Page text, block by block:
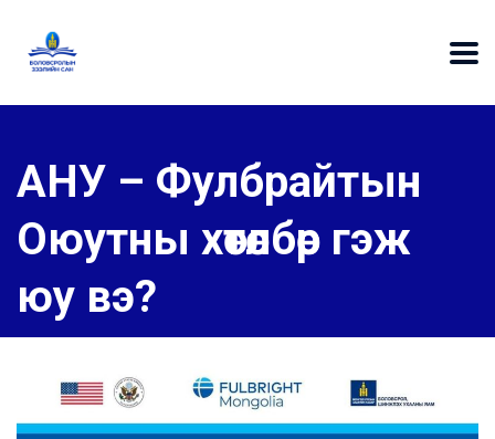
АНУ – Фулбрайтын
Оюутны хөтөлбөр гэж
юу вэ?